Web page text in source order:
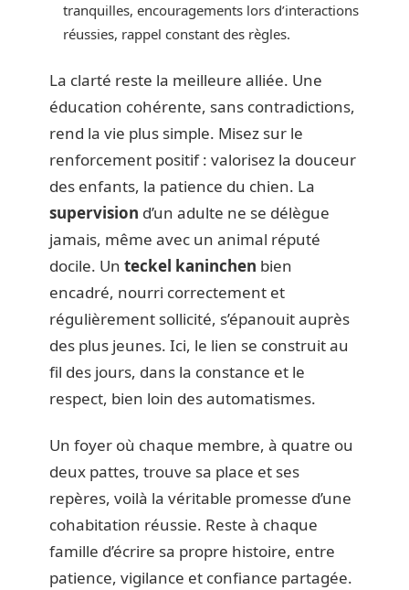
tranquilles, encouragements lors d’interactions
réussies, rappel constant des règles.
La clarté reste la meilleure alliée. Une
éducation cohérente, sans contradictions,
rend la vie plus simple. Misez sur le
renforcement positif : valorisez la douceur
des enfants, la patience du chien. La
supervision d’un adulte ne se délègue
jamais, même avec un animal réputé
docile. Un teckel kaninchen bien
encadré, nourri correctement et
régulièrement sollicité, s’épanouit auprès
des plus jeunes. Ici, le lien se construit au
fil des jours, dans la constance et le
respect, bien loin des automatismes.
Un foyer où chaque membre, à quatre ou
deux pattes, trouve sa place et ses
repères, voilà la véritable promesse d’une
cohabitation réussie. Reste à chaque
famille d’écrire sa propre histoire, entre
patience, vigilance et confiance partagée.